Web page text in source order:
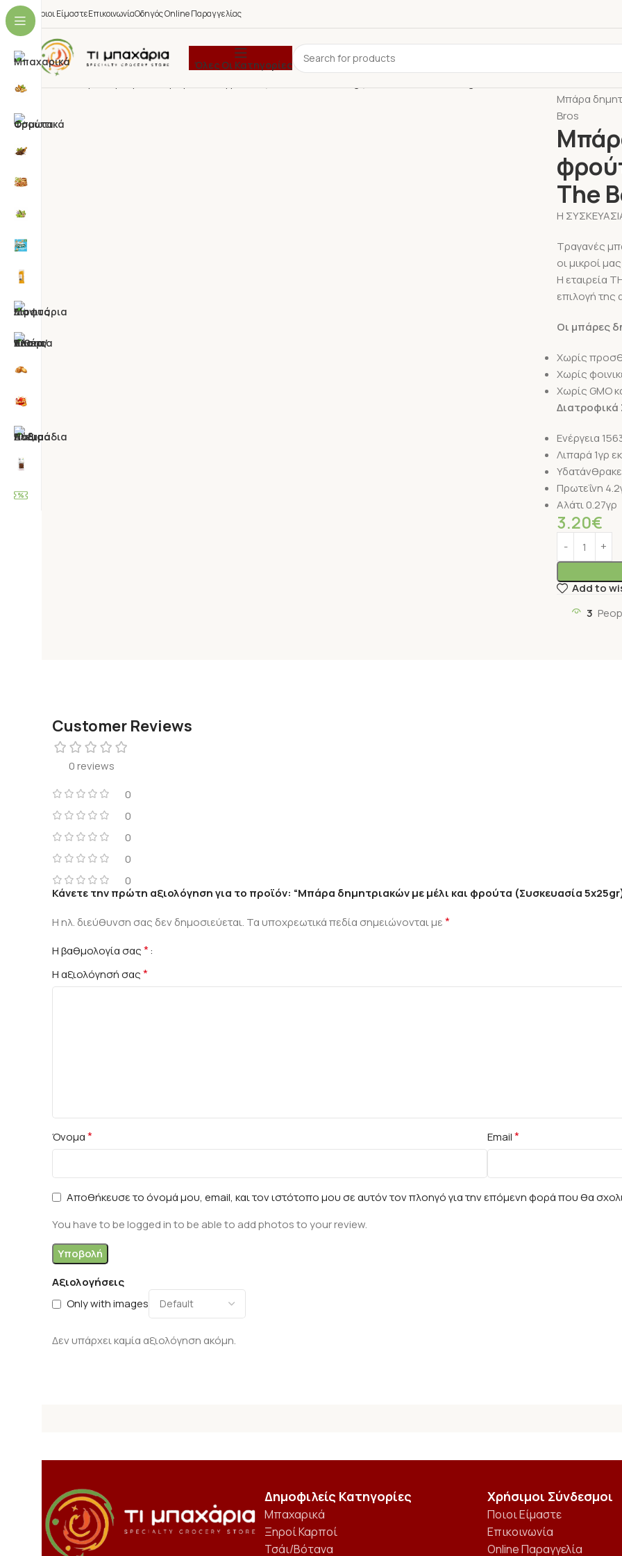
Ποιοι ΕίμαστεΕπικοινωνίαΟδηγός Online Παραγγελίας
Όλες Οι Κατηγορίες
Μπάρα
Bros
The
Η
Tραγανές
οι μικροί
Η εταιρεία
επιλογή της
Οι μπάρες
Χωρίς
Χωρίς
Χωρίς GMO
Διατροφικά
Ενέργεια
Λιπαρά 1γρ
Πρωτεΐνη
Αλάτι 0.27γρ
3.20€
Add to
3
Customer Reviews
0 reviews
0
0
0
0
0
Αξιολογήσεις
Only with images
Δεν υπάρχει καμία αξιολόγηση ακόμη.
Κάνετε την πρώτη αξιολόγηση για το προϊόν: “Μπάρα δημητριακών με μέλι και φρούτα (Συσκευασία
Η ηλ. διεύθυνση σας δεν δημοσιεύεται. Τα υποχρεωτικά πεδία σημειώνονται με*
Η βαθμολογία σας*
Η αξιολόγησή σας*
Όνομα* Email*
Αποθήκευσε το όνομά μου, email, και τον ιστότοπο μου σε αυτόν τον πλοηγό για την επόμενη φορά που θα
You have to be logged in to be able to add photos to your review.
Δημοφιλείς Κατηγορίες
Μπαχαρικά
Ξηροί Καρποί
Τσάι/Βότανα
Χρήσιμοι Σύνδεσμοι
Ποιοι Είμαστε
Επικοινωνία
Online Παραγγελία